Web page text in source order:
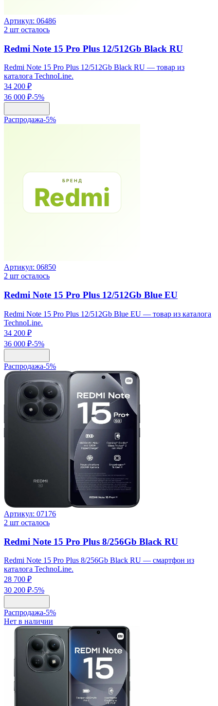
Артикул: 06486
2 шт осталось
Redmi Note 15 Pro Plus 12/512Gb Black RU
Redmi Note 15 Pro Plus 12/512Gb Black RU — товар из
каталога TechnoLine.
34 200 ₽
36 000 ₽-5%
Распродажа-5%
Артикул: 06850
2 шт осталось
Redmi Note 15 Pro Plus 12/512Gb Blue EU
Redmi Note 15 Pro Plus 12/512Gb Blue EU — товар из каталога
TechnoLine.
34 200 ₽
36 000 ₽-5%
Распродажа-5%
Артикул: 07176
2 шт осталось
Redmi Note 15 Pro Plus 8/256Gb Black RU
Redmi Note 15 Pro Plus 8/256Gb Black RU — смартфон из
каталога TechnoLine.
28 700 ₽
30 200 ₽-5%
Распродажа-5%
Нет в наличии